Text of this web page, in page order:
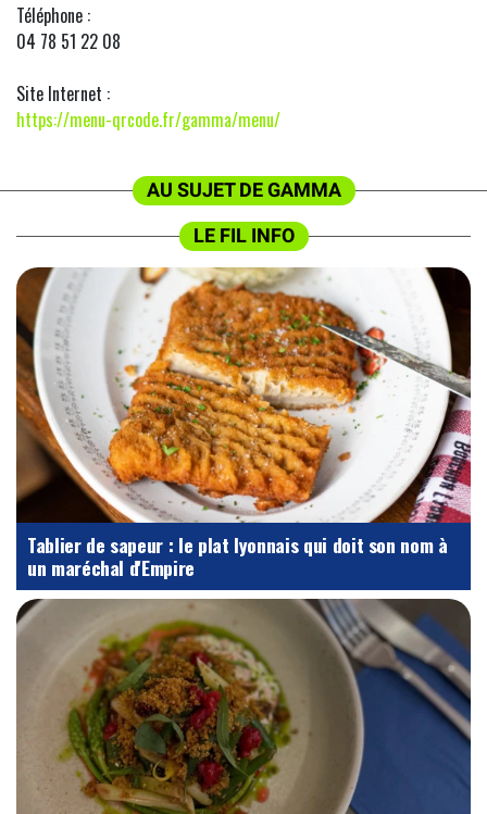
Téléphone :
04 78 51 22 08
Site Internet :
https://menu-qrcode.fr/gamma/menu/
AU SUJET DE GAMMA
LE FIL INFO
Tablier de sapeur : le plat lyonnais qui doit son nom à
un maréchal d'Empire